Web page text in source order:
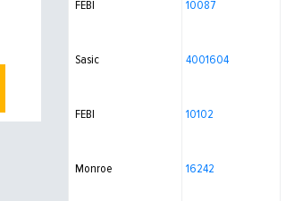
FEBI 10087
Sasic 4001604
FEBI 10102
Monroe 16242